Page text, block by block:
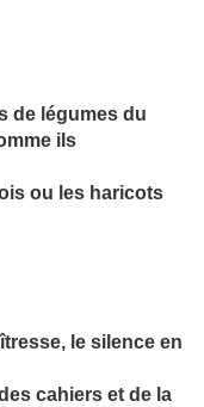
de légumes du
ils
ou les haricots
le silence en
cahiers et de la